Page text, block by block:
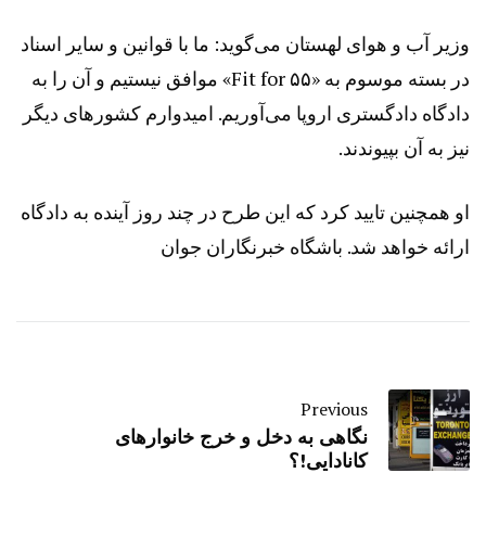
وزیر آب و هوای لهستان می‌گوید: ما با قوانین و سایر اسناد
در بسته موسوم به «Fit for ۵۵» موافق نیستیم و آن را به
دادگاه دادگستری اروپا می‌آوریم. امیدوارم کشور‌های دیگر
نیز به آن بپیوندند.
او همچنین تایید کرد که این طرح در چند روز آینده به دادگاه
ارائه خواهد شد. باشگاه خبرنگاران جوان
Previous
نگاهی به دخل و خرج خانوارهای
کانادایی!؟